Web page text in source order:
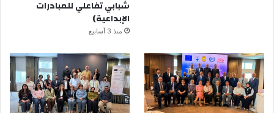
العمل والشؤون الاجتماعية في مجلس النواب لتمثل الموقف
تأتي اعمال الورشة ضمن نشاطات مشروع تعزيز الديمقراطية الذي
تنفذه جمعية الامل العراقية بالشراكة مع منظمة مساعدات الشعب
النرويجية NPA وضمن نشاطات حملة الحقوق الاقتصادية
والاجتماعية التي تنفذ ضمن مسار الحقوق الاقتصادية والاجتماعية
شبابي تفاعلي للمبادرات
الإبداعية)
منذ 3 أسابيع